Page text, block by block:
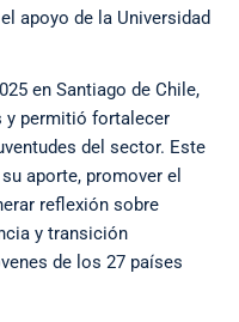
apoyo de la Universidad
en Santiago de Chile,
y permitió fortalecer
del sector. Este
aporte, promover el
reflexión sobre
y transición
de los 27 países